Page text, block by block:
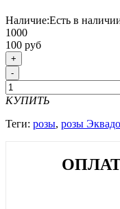
Наличие:Есть в
1000
100 руб
+
-
КУПИТЬ
Теги: розы, розы